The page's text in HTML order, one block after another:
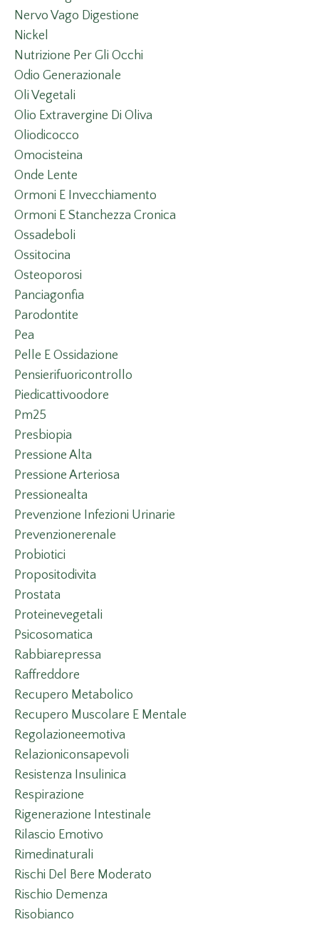
Nervo Vago Digestione
Nickel
Nutrizione Per Gli Occhi
Odio Generazionale
Oli Vegetali
Olio Extravergine Di Oliva
Oliodicocco
Omocisteina
Onde Lente
Ormoni E Invecchiamento
Ormoni E Stanchezza Cronica
Ossadeboli
Ossitocina
Osteoporosi
Panciagonfia
Parodontite
Pea
Pelle E Ossidazione
Pensierifuoricontrollo
Piedicattivoodore
Pm25
Presbiopia
Pressione Alta
Pressione Arteriosa
Pressionealta
Prevenzione Infezioni Urinarie
Prevenzionerenale
Probiotici
Propositodivita
Prostata
Proteinevegetali
Psicosomatica
Rabbiarepressa
Raffreddore
Recupero Metabolico
Recupero Muscolare E Mentale
Regolazioneemotiva
Relazioniconsapevoli
Resistenza Insulinica
Respirazione
Rigenerazione Intestinale
Rilascio Emotivo
Rimedinaturali
Rischi Del Bere Moderato
Rischio Demenza
Risobianco